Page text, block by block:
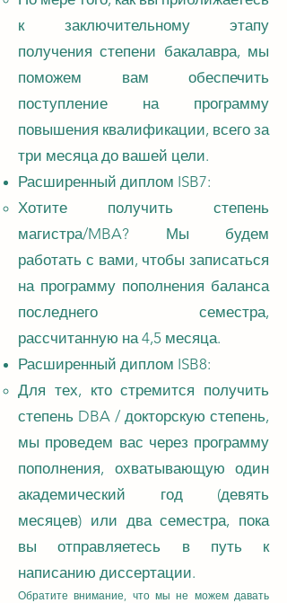
к заключительному этапу
получения степени бакалавра, мы
поможем вам обеспечить
поступление на программу
повышения квалификации, всего за
три месяца до вашей цели.
Расширенный диплом ISB7:
Хотите получить степень
магистра/MBA? Мы будем
работать с вами, чтобы записаться
на программу пополнения баланса
последнего семестра,
рассчитанную на 4,5 месяца.
Расширенный диплом ISB8:
Для тех, кто стремится получить
степень DBA / докторскую степень,
мы проведем вас через программу
пополнения, охватывающую один
академический год (девять
месяцев) или два семестра, пока
вы отправляетесь в путь к
написанию диссертации.
Обратите внимание, что мы не можем давать